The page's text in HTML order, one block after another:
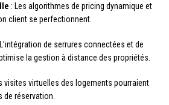
: Les algorithmes de pricing dynamique et
client se perfectionnent.
de serrures connectées et de
la gestion à distance des propriétés.
visites virtuelles des logements pourraient
réservation.